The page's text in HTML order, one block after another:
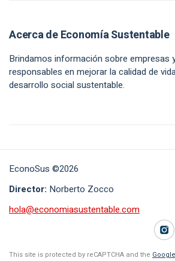
Acerca de Economía Sustentable
Brindamos información sobre empresas
responsables en mejorar la calidad de
desarrollo social sustentable.
EconoSus ©2026
Director: Norberto Zocco
hola@economiasustentable.com
This site is protected by reCAPTCHA and the